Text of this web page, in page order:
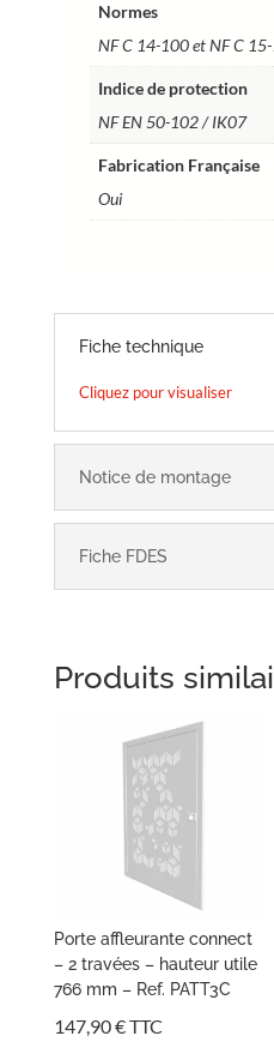
Normes
NF C 14-100 et NF C
Indice de protection
NF EN 50-102 / IK07
Fabrication Française
Oui
Fiche technique
Cliquez pour visualiser
Notice de montage
Fiche FDES
Produits
Porte affleurante connect
– 2 travées – hauteur utile
766 mm – Ref. PATT3C
147,90€TTC